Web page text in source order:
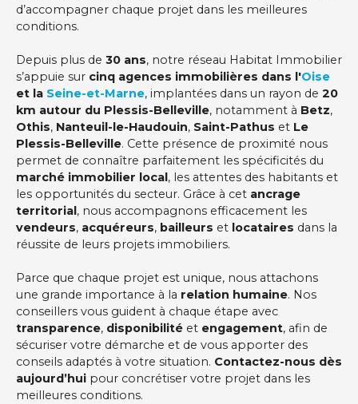
d’accompagner chaque projet dans les meilleures
conditions.
Depuis plus de 30 ans, notre réseau Habitat Immobilier
s’appuie sur cinq agences immobilières dans l'Oise
et la Seine-et-Marne, implantées dans un rayon de 20
km autour du Plessis-Belleville, notamment à Betz,
Othis, Nanteuil-le-Haudouin, Saint-Pathus et Le
Plessis-Belleville. Cette présence de proximité nous
permet de connaître parfaitement les spécificités du
marché immobilier local , les attentes des habitants et
les opportunités du secteur. Grâce à cet ancrage
territorial , nous accompagnons efficacement les
vendeurs, acquéreurs, bailleurs et locataires dans la
réussite de leurs projets immobiliers.
Parce que chaque projet est unique, nous attachons
une grande importance à la relation humaine. Nos
conseillers vous guident à chaque étape avec
transparence, disponibilité et engagement, afin de
sécuriser votre démarche et de vous apporter des
conseils adaptés à votre situation. Contactez-nous dès
aujourd’hui pour concrétiser votre projet dans les
meilleures conditions.